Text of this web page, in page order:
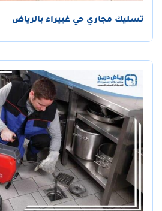
تسليك مجاري حي غبيراء بالرياض